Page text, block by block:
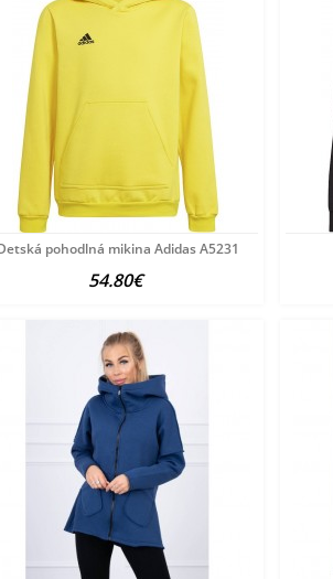
pohodlná mikina Adidas A5231
54.80€